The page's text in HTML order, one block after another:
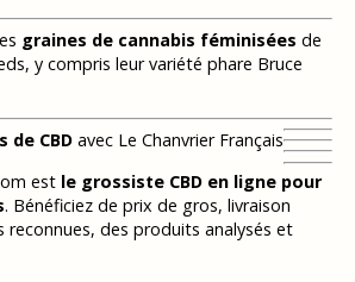
graines de cannabis féminisées de
y compris leur variété phare Bruce
de CBDavec Le Chanvrier Français
est le grossiste CBD en ligne pour
. Bénéficiez de prix de gros, livraison
reconnues, des produits analysés et